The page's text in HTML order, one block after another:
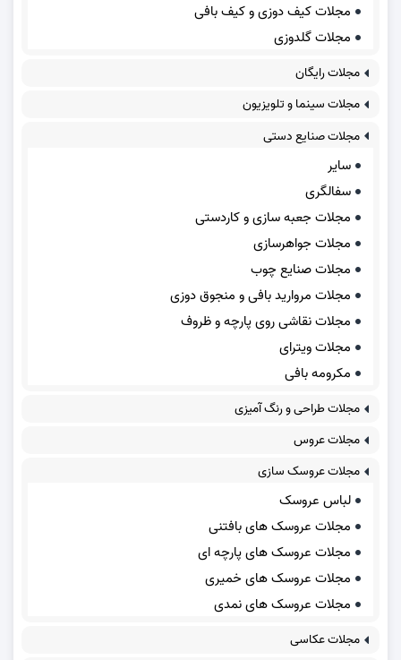
مجلات کیف دوزی و کیف بافی
مجلات گلدوزی
مجلات رایگان
مجلات سینما و تلویزیون
مجلات صنایع دستی
سایر
سفالگری
مجلات جعبه سازی و کاردستی
مجلات جواهرسازی
مجلات صنایع چوب
مجلات مروارید بافی و منجوق دوزی
مجلات نقاشی روی پارچه و ظروف
مجلات ویترای
مکرومه بافی
مجلات طراحی و رنگ آمیزی
مجلات عروس
مجلات عروسک سازی
لباس عروسک
مجلات عروسک های بافتنی
مجلات عروسک های پارچه ای
مجلات عروسک های خمیری
مجلات عروسک های نمدی
مجلات عکاسی